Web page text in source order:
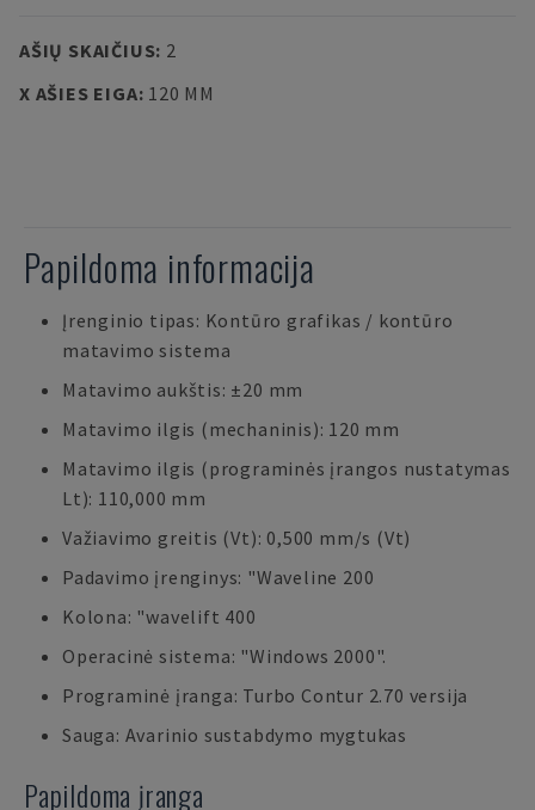
AŠIŲ SKAIČIUS: 2
X AŠIES EIGA: 120 MM
Papildoma informacija
Įrenginio tipas: Kontūro grafikas / kontūro
matavimo sistema
Matavimo aukštis: ±20 mm
Matavimo ilgis (mechaninis): 120 mm
Matavimo ilgis (programinės įrangos nustatymas
Lt): 110,000 mm
Važiavimo greitis (Vt): 0,500 mm/s (Vt)
Padavimo įrenginys: "Waveline 200
Kolona: "wavelift 400
Operacinė sistema: "Windows 2000".
Programinė įranga: Turbo Contur 2.70 versija
Sauga: Avarinio sustabdymo mygtukas
Papildoma įranga